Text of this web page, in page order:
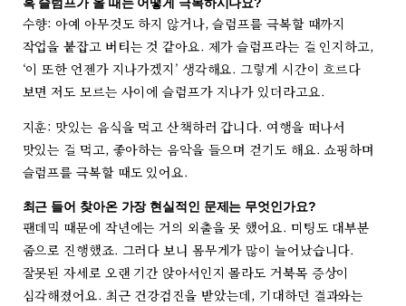
수향: 아예 아무것도 하지 않거나, 슬럼프를 극복할 때까지
작업을 붙잡고 버티는 것 같아요. 제가 슬럼프라는 걸 인지하고,
‘이 또한 언젠가 지나가겠지’ 생각해요. 그렇게 시간이 흐르다
보면 저도 모르는 사이에 슬럼프가 지나가 있더라고요.
지훈: 맛있는 음식을 먹고 산책하러 갑니다. 여행을 떠나서
맛있는 걸 먹고, 좋아하는 음악을 들으며 걷기도 해요. 쇼핑하며
슬럼프를 극복할 때도 있어요.
최근 들어 찾아온 가장 현실적인 문제는 무엇인가요?
팬데믹 때문에 작년에는 거의 외출을 못 했어요. 미팅도 대부분
줌으로 진행했죠. 그러다 보니 몸무게가 많이 늘어났습니다.
잘못된 자세로 오랜 기간 앉아서인지 몰라도 거북목 증상이
심각해졌어요. 최근 건강검진을 받았는데, 기대하던 결과와는